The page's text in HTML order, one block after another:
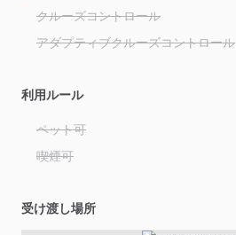
クルーズコントロール
アダプティブクルーズコントロール
利用ルール
ペット可
喫煙可
受け渡し場所